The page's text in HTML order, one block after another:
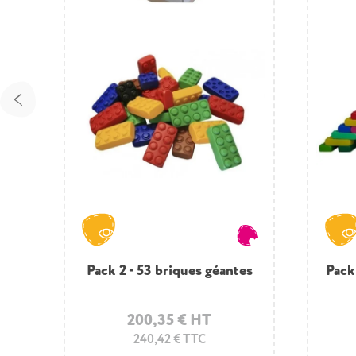
Pack 2 - 53 briques géantes
200,35 € HT
240,42 € TTC
Pack Soleil - Jouet XXL avec
204,40 € HT